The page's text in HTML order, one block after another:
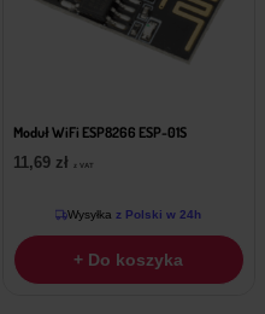
Moduł WiFi ESP8266 ESP-01S
11,69 zł z VAT
Wysyłka z Polski w 24h
+ Do koszyka